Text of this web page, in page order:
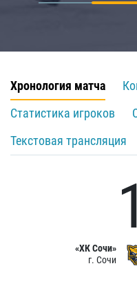
Хронология матча
Статистика игроков
Текстовая трансляция
«ХК Сочи»
г. Сочи